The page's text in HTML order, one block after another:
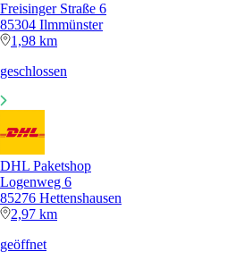
Freisinger Straße 6
85304 Ilmmünster
1,98 km
geschlossen
DHL Paketshop
Logenweg 6
85276 Hettenshausen
2,97 km
geöffnet